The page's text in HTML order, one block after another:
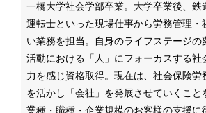
一橋大学社会学部卒業。大学卒業後、鉄
運転士といった現場仕事から労務管理・
い業務を担当。自身のライフステージの
活動における「人」にフォーカスする社
力を感じ資格取得。 現在は、社会保険労
を活かし「会社」を発展させていくこと
業種・職種・企業規模のお客様の支援に